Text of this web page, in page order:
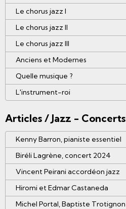
Le chorus jazz I
Le chorus jazz II
Le chorus jazz III
Anciens et Modernes
Quelle musique ?
L'instrument-roi
Articles / Jazz - Concerts
Kenny Barron, pianiste essentiel
Biréli Lagrène, concert 2024
Vincent Peirani accordéon jazz
Hiromi et Edmar Castaneda
Michel Portal, Baptiste Trotignon